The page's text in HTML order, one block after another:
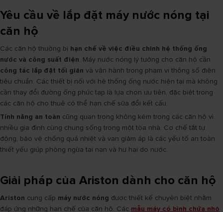
Yêu cầu về lắp đặt máy nước nóng tại
căn hộ
Các căn hộ thường bị hạn chế về việc điều chỉnh hệ thống ống
nước và công suất điện. Máy nước nóng lý tưởng cho căn hộ cần
công tác lắp đặt tối giản và vận hành trong phạm vi thông số điện
tiêu chuẩn. Các thiết bị nối với hệ thống ống nước hiện tại mà không
cần thay đổi đường ống phức tạp là lựa chọn ưu tiên, đặc biệt trong
các căn hộ cho thuê có thể hạn chế sửa đổi kết cấu.
Tính năng an toàn cũng quan trọng không kém trong các căn hộ vì
nhiều gia đình cùng chung sống trong một tòa nhà. Cơ chế tắt tự
động, bảo vệ chống quá nhiệt và van giảm áp là các yếu tố an toàn
thiết yếu giúp phòng ngừa tai nạn và hư hại do nước.
Giải pháp của Ariston dành cho căn hộ
Ariston cung cấp máy nước nóng được thiết kế chuyên biệt nhằm
đáp ứng những hạn chế của căn hộ. Các mẫu máy có bình chứa nhỏ